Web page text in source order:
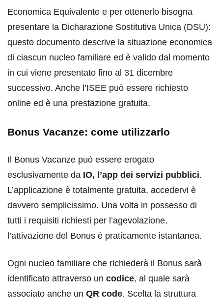
Economica Equivalente e per ottenerlo bisogna
presentare la Dicharazione Sostitutiva Unica (DSU):
questo documento descrive la situazione economica
di ciascun nucleo familiare ed è valido dal momento
in cui viene presentato fino al 31 dicembre
successivo. Anche l’ISEE può essere richiesto
online ed è una prestazione gratuita.
Bonus Vacanze: come utilizzarlo
Il Bonus Vacanze può essere erogato
esclusivamente da IO, l’app dei servizi pubblici.
L’applicazione è totalmente gratuita, accedervi è
davvero semplicissimo. Una volta in possesso di
tutti i requisiti richiesti per l’agevolazione,
l’attivazione del Bonus è praticamente istantanea.
Ogni nucleo familiare che richiederà il Bonus sarà
identificato attraverso un codice, al quale sarà
associato anche un QR code. Scelta la struttura